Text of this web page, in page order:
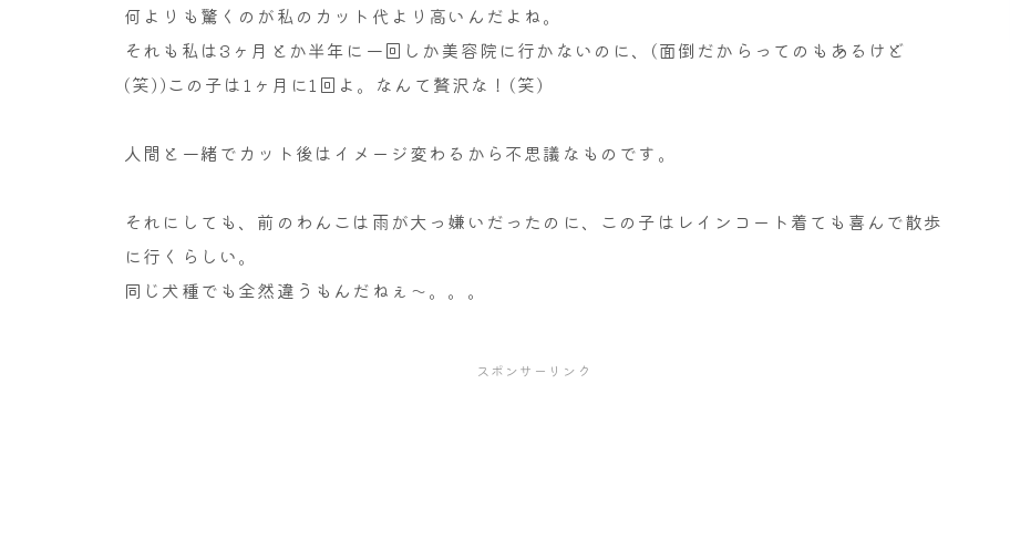
何よりも驚くのが私のカット代より高いんだよね。
それも私は3ヶ月とか半年に一回しか美容院に行かないのに、(面倒だからってのもあるけど
(笑))この子は1ヶ月に1回よ。なんて贅沢な！(笑)
人間と一緒でカット後はイメージ変わるから不思議なものです。
それにしても、前のわんこは雨が大っ嫌いだったのに、この子はレインコート着ても喜んで散歩
に行くらしい。
同じ犬種でも全然違うもんだねぇ～。。。
スポンサーリンク